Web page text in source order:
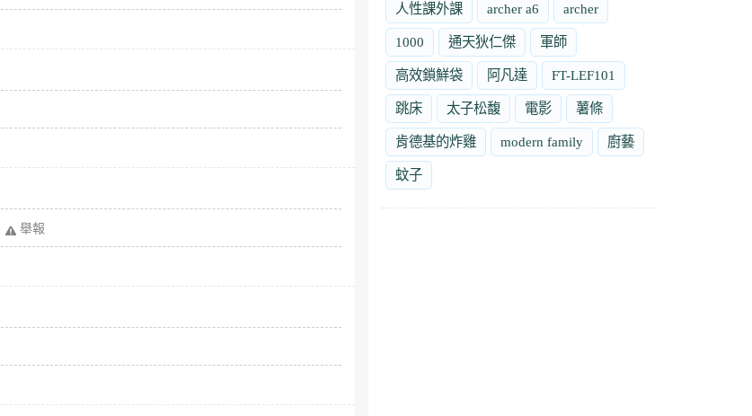
舉報
人性課外課 archer a6 archer
1000 通天狄仁傑 軍師
高效鎖鮮袋 阿凡達 FT-LEF101
跳床 太子松馥 電影 薯條
肯德基的炸雞 modern family 廚藝
蚊子